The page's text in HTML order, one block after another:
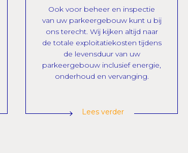
Ook voor beheer en inspectie
van uw parkeergebouw kunt u bij
ons terecht. Wij kijken altijd naar
de totale exploitatiekosten tijdens
de levensduur van uw
parkeergebouw inclusief energie,
onderhoud en vervanging.
Lees verder